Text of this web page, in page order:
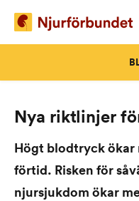
content
Nya riktlinjer
Högt blodtryck ökar
förtid. Risken för
njursjukdom ökar